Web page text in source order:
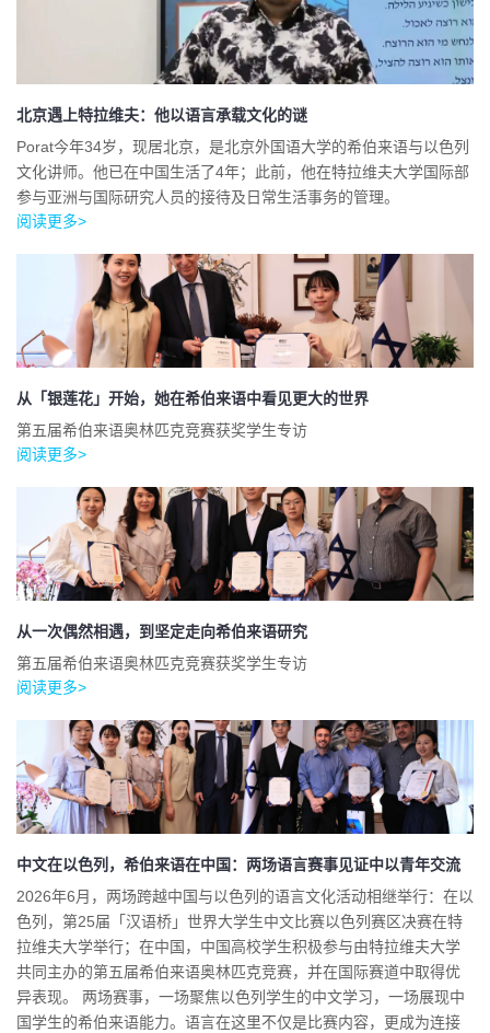
北京遇上特拉维夫：他以语言承载文化的谜
Porat今年34岁，现居北京，是北京外国语大学的希伯来语与以色列
文化讲师。他已在中国生活了4年；此前，他在特拉维夫大学国际部
参与亚洲与国际研究人员的接待及日常生活事务的管理。
阅读更多>
从「银莲花」开始，她在希伯来语中看见更大的世界
第五届希伯来语奥林匹克竞赛获奖学生专访
阅读更多>
从一次偶然相遇，到坚定走向希伯来语研究
第五届希伯来语奥林匹克竞赛获奖学生专访
阅读更多>
中文在以色列，希伯来语在中国：两场语言赛事见证中以青年交流
2026年6月，两场跨越中国与以色列的语言文化活动相继举行：在以
色列，第25届「汉语桥」世界大学生中文比赛以色列赛区决赛在特
拉维夫大学举行；在中国，中国高校学生积极参与由特拉维夫大学
共同主办的第五届希伯来语奥林匹克竞赛，并在国际赛道中取得优
异表现。 两场赛事，一场聚焦以色列学生的中文学习，一场展现中
国学生的希伯来语能力。语言在这里不仅是比赛内容，更成为连接